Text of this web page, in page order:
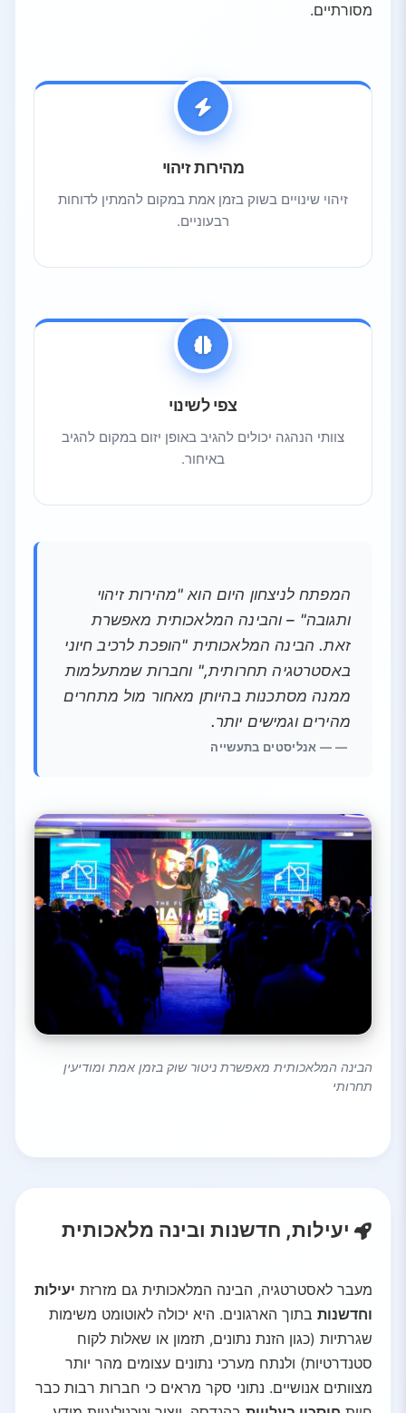
מסורתיים.
מהירות זיהוי
זיהוי שינויים בשוק בזמן אמת במקום להמתין לדוחות
רבעוניים.
צפי לשינוי
צוותי הנהגה יכולים להגיב באופן יזום במקום להגיב
באיחור.
המפתח לניצחון היום הוא "מהירות זיהוי
ותגובה" – והבינה המלאכותית מאפשרת
זאת. הבינה המלאכותית "הופכת לרכיב חיוני
באסטרטגיה תחרותית," וחברות שמתעלמות
ממנה מסתכנות בהיותן מאחור מול מתחרים
מהירים וגמישים יותר.
— אנליסטים בתעשייה
הבינה המלאכותית מאפשרת ניטור שוק בזמן אמת ומודיעין
תחרותי
יעילות, חדשנות ובינה מלאכותית
מעבר לאסטרטגיה, הבינה המלאכותית גם מזרזת יעילות
וחדשנות בתוך הארגונים. היא יכולה לאוטומט משימות
שגרתיות (כגון הזנת נתונים, תזמון או שאלות לקוח
סטנדרטיות) ולנתח מערכי נתונים עצומים מהר יותר
מצוותים אנושיים. נתוני סקר מראים כי חברות רבות כבר